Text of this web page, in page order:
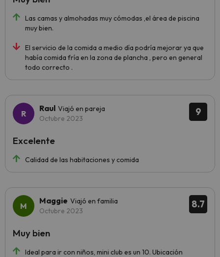
Las camas y almohadas muy cómodas ,el área de piscina
muy bien.
El servicio de la comida a medio día podría mejorar ya que
había comida fría en la zona de plancha , pero en general
todo correcto .
9
Raul Viajó en pareja
Octubre 2023
Calidad de las habitaciones y comida
Excelente
8.7
Maggie Viajó en familia
Octubre 2023
Ideal para ir con niños, mini club es un 10. Ubicación
Muy bien